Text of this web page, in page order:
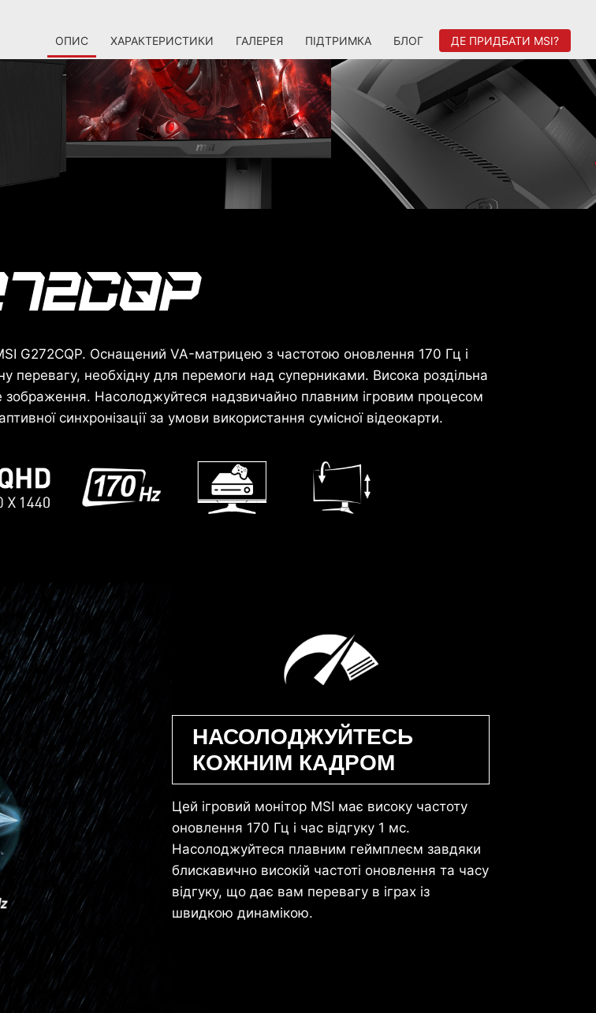
ОПИС ХАРАКТЕРИСТИКИ ГАЛЕРЕЯ ПІДТРИМКА БЛОГ ДЕ ПРИДБАТИ MSI?
G272CQP. Оснащений VA-матрицею з частотою оновлення 170 Гц і
перевагу, необхідну для перемоги над суперниками. Висока роздільна
зображення. Насолоджуйтеся надзвичайно плавним ігровим процесом
синхронізації за умови використання сумісної відеокарти.
НАСОЛОДЖУЙТЕСЬ
КОЖНИМ КАДРОМ
Цей ігровий монітор MSI має високу частоту
оновлення 170 Гц і час відгуку 1 мс.
Насолоджуйтеся плавним геймплеєм завдяки
блискавично високій частоті оновлення та часу
відгуку, що дає вам перевагу в іграх із
швидкою динамікою.